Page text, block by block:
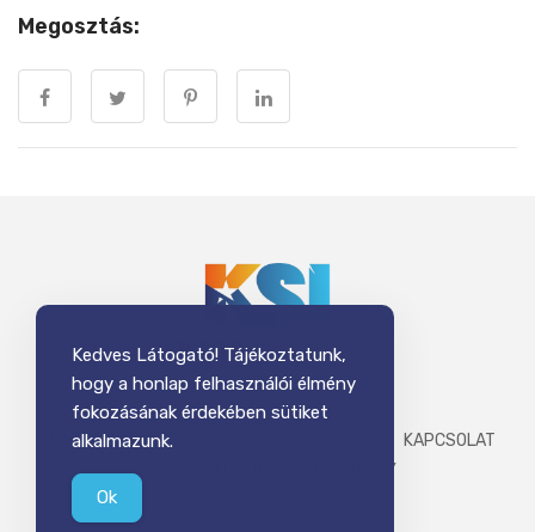
Megosztás:
ADATKEZELÉSI TÁJÉKOZTATÓ
KAPCSOLAT
DOKUMENTUMOK
ALAPSZABÁLY
Kedves Látogató! Tájékoztatunk,
hogy a honlap felhasználói élmény
fokozásának érdekében sütiket
alkalmazunk.
Ok